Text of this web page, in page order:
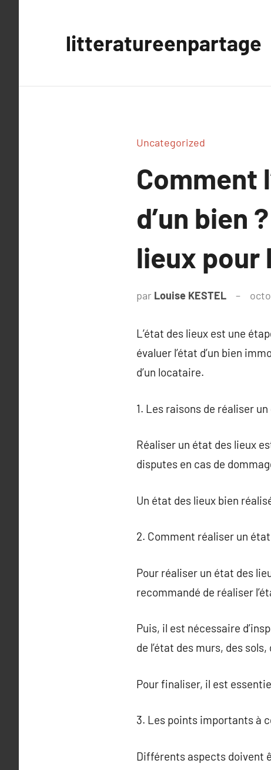
litteratureenpartage
Uncategorized
Comment
d’un bien
lieux pour
par Louise KESTEL
L’état des lieux est une
évaluer l’état d’un bien
d’un locataire.
1. Les raisons de réaliser
Réaliser un état des lieux
disputes en cas de
Un état des lieux bien
2. Comment réaliser un
Pour réaliser un état des
recommandé de réaliser
Puis, il est nécessaire
de l’état des murs, des
Pour finaliser, il est
3. Les points importants à
Différents aspects doivent